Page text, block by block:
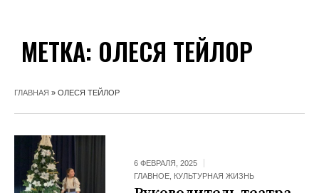
МЕТКА: ОЛЕСЯ ТЕЙЛОР
ГЛАВНАЯ » ОЛЕСЯ ТЕЙЛОР
6 ФЕВРАЛЯ, 2025
ГЛАВНОЕ КУЛЬТУРНАЯ ЖИЗНЬ